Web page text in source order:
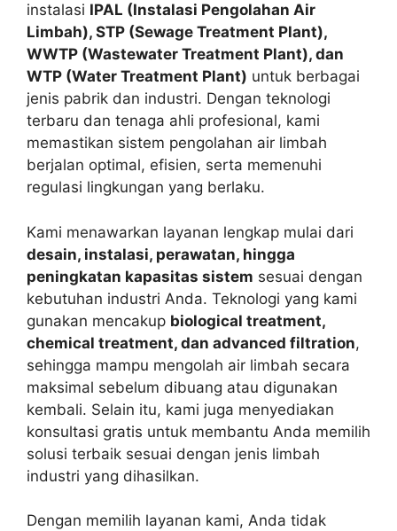
instalasi IPAL (Instalasi Pengolahan Air
Limbah), STP (Sewage Treatment Plant),
WWTP (Wastewater Treatment Plant), dan
WTP (Water Treatment Plant) untuk berbagai
jenis pabrik dan industri. Dengan teknologi
terbaru dan tenaga ahli profesional, kami
memastikan sistem pengolahan air limbah
berjalan optimal, efisien, serta memenuhi
regulasi lingkungan yang berlaku.
Kami menawarkan layanan lengkap mulai dari
desain, instalasi, perawatan, hingga
peningkatan kapasitas sistem sesuai dengan
kebutuhan industri Anda. Teknologi yang kami
gunakan mencakup biological treatment,
chemical treatment, dan advanced filtration,
sehingga mampu mengolah air limbah secara
maksimal sebelum dibuang atau digunakan
kembali. Selain itu, kami juga menyediakan
konsultasi gratis untuk membantu Anda memilih
solusi terbaik sesuai dengan jenis limbah
industri yang dihasilkan.
Dengan memilih layanan kami, Anda tidak